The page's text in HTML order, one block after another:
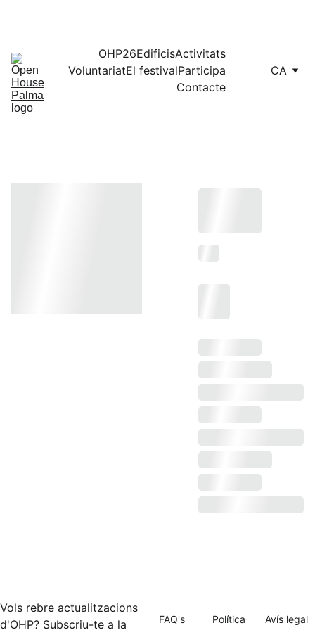
OHP26EdificisActivitats
VoluntariatEl festivalParticipa
Contacte
CA
Vols rebre actualitzacions
d'OHP? Subscriu-te a la
FAQ's
Política
Avís legal